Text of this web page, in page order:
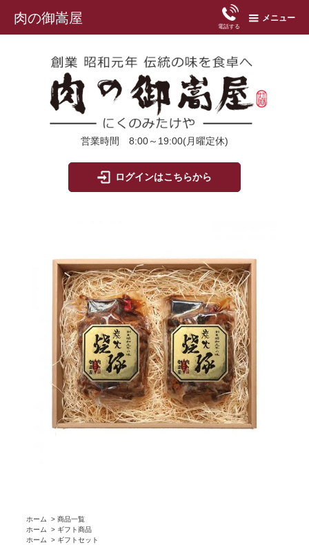
肉の御嵩屋
電話する
メニュー
営業時間 8:00～19:00(月曜定休)
ログインはこちらから
ホーム > 商品一覧
ホーム
> ギフト商品
ホーム
> ギフトセット